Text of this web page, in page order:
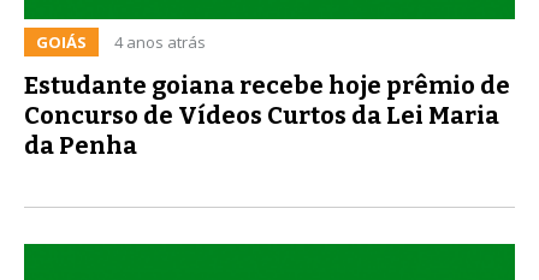
GOIÁS 4 anos atrás
Estudante goiana recebe hoje prêmio de
Concurso de Vídeos Curtos da Lei Maria
da Penha